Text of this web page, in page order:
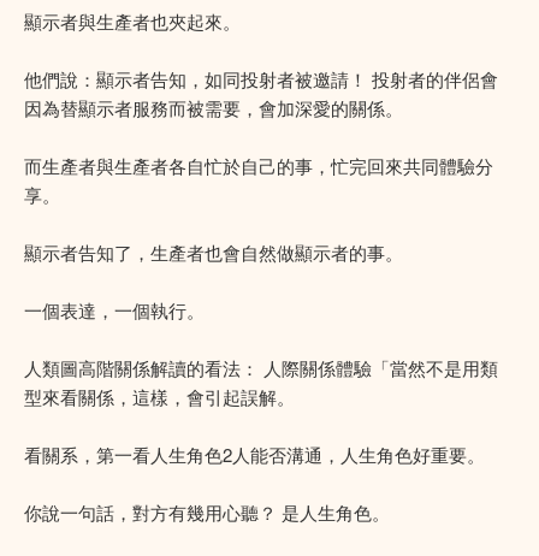
顯示者與生產者也夾起來。
他們說：顯示者告知，如同投射者被邀請！ 投射者的伴侶會
因為替顯示者服務而被需要，會加深愛的關係。
而生產者與生產者各自忙於自己的事，忙完回來共同體驗分
享。
顯示者告知了，生產者也會自然做顯示者的事。
一個表達，一個執行。
人類圖高階關係解讀的看法： 人際關係體驗「當然不是用類
型來看關係，這樣，會引起誤解。
看關系，第一看人生角色2人能否溝通，人生角色好重要。
你說一句話，對方有幾用心聽？ 是人生角色。